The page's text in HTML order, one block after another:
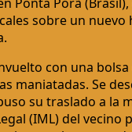
sobre un nuevo
con una bolsa
maniatadas. Se
su traslado a la
(IML) del vecino